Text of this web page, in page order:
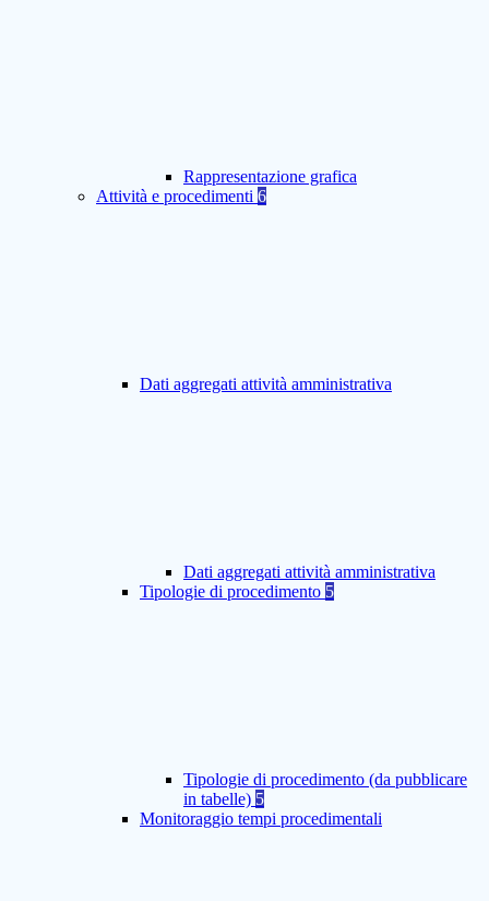
Rappresentazione grafica
Attività e procedimenti 6
Dati aggregati attività amministrativa
Dati aggregati attività amministrativa
Tipologie di procedimento 5
Tipologie di procedimento (da pubblicare
in tabelle) 5
Monitoraggio tempi procedimentali